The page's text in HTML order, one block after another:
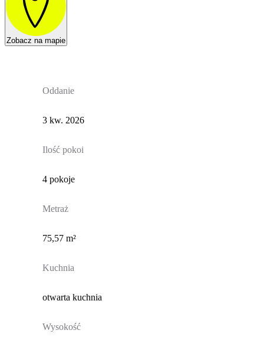
Zobacz na mapie
Oddanie
3 kw. 2026
Ilość pokoi
4 pokoje
Metraż
75,57 m²
Kuchnia
otwarta kuchnia
Wysokość